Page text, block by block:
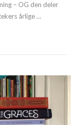
– OG den deler
årlige
læsning og anbefaler
børns litteratur,
og interviews.